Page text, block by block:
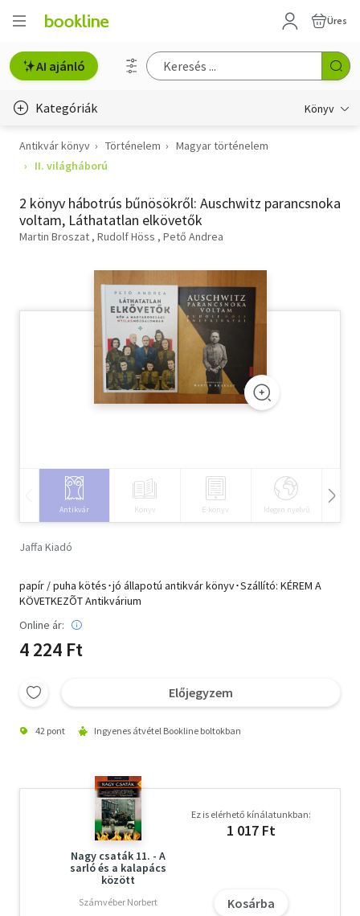
Üres
AI ajánló
Kategóriák Könyv
Életmód, egészség
Gyermek- és ifjúsági
Szótár, nyelvkönyv
Természettudomány
Történelem
Antikvár könyv Történelem
Magyar történelem
II. világháború
2 könyv hábotrús bűnösökről: Auschwitz parancsnoka
voltam, Láthatatlan elkövetők
Martin Broszat Rudolf Höss Pető Andrea
Antikvár Könyv E-könyv Idegen nyelvű
Jaffa Kiadó
papír / puha kötés･jó állapotú antikvár könyv･Szállító: KÉREM A
KÖVETKEZÕT Antikvárium
Online ár:
4 224 Ft
Előjegyzem
42 pont Ingyenes átvétel Bookline boltokban
Nagy csaták 11. - A
sarló és a kalapács
között
Számvéber Norbert
Ez is elérhető kínálatunkban:
1 017 Ft
Kosárba